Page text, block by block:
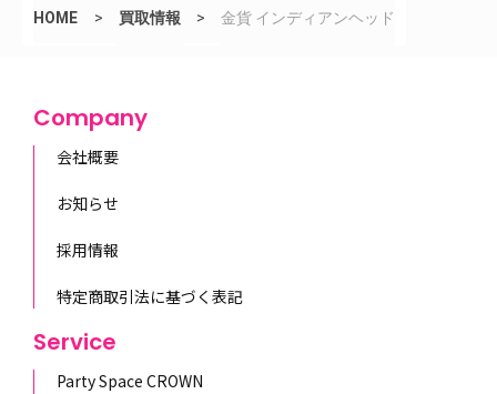
HOME > 買取情報 > 金貨 インディアンヘッド
Company
会社概要
お知らせ
採用情報
特定商取引法に基づく表記
Service
Party Space CROWN